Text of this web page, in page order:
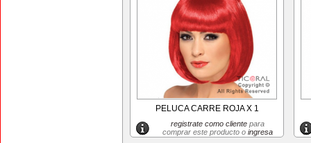
PELUCA CARRE ROJA X 1
registrate como clientepara
comprar este producto o ingresa